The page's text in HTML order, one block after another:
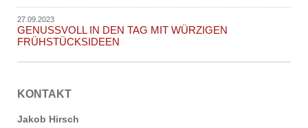
27.09.2023
GENUSSVOLL IN DEN TAG MIT WÜRZIGEN
FRÜHSTÜCKSIDEEN
KONTAKT
Jakob Hirsch